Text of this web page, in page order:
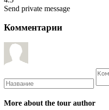
Send private message
Комментарии
More about the tour author